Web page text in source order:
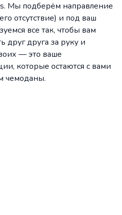
Мы подберём направление
отсутствие) и под ваш
все так, чтобы вам
друг друга за руку и
— это ваше
которые остаются с вами
чемоданы.